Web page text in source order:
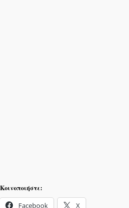
Κοινοποιήστε:
Facebook X